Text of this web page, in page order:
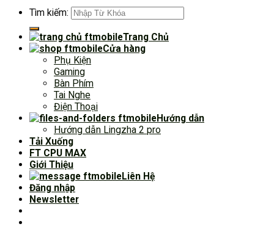
Tìm kiếm:
Trang Chủ
Cửa hàng
Phụ Kiện
Gaming
Bàn Phím
Tai Nghe
Điện Thoại
Hướng dẫn
Hướng dẫn Lingzha 2 pro
Tải Xuống
FT CPU MAX
Giới Thiệu
Liên Hệ
Đăng nhập
Newsletter